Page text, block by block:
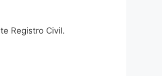
Registro Civil.​